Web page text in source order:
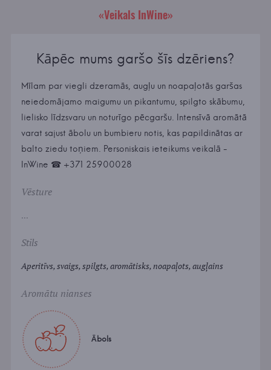
«Veikals InWine»
Kāpēc mums garšo šīs dzēriens?
Mīlam par viegli dzeramās, augļu un noapaļotās garšas
neiedomājamo maigumu un pikantumu, spilgto skābumu,
lielisko līdzsvaru un noturīgo pēcgaršu. Intensīvā aromātā
varat sajust ābolu un bumbieru notis, kas papildinātas ar
balto ziedu toņiem. Personiskais ieteikums veikalā -
InWine ☎ +371 25900028
Vēsture
...
Stils
Aperitīvs, svaigs, spilgts, aromātisks, noapaļots, augļains
Aromātu nianses
Ābols